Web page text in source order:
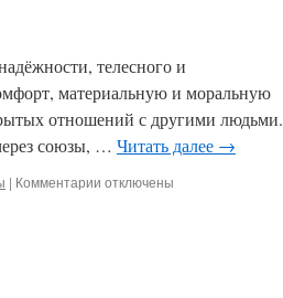
м
доме
телесного и
материальную и моральную
отношений с другими людьми.
союзы, … Читать далее →
| Комментарии котключены